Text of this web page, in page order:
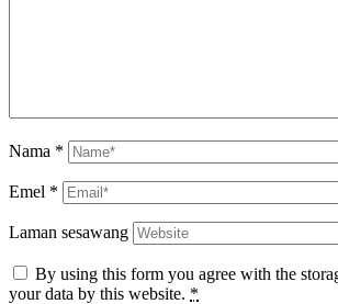
Nama *
Emel *
Laman sesawang
By using this form you agree with the
your data by this website. *